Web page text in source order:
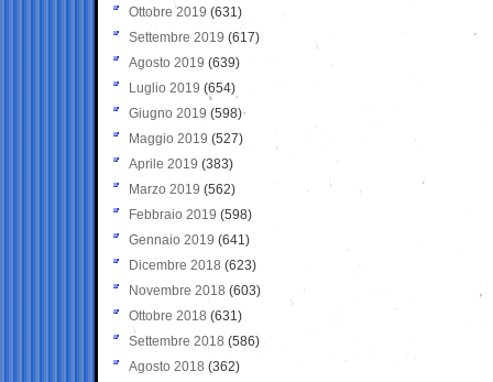
Ottobre 2019 (631)
Settembre 2019 (617)
Agosto 2019 (639)
Luglio 2019 (654)
Giugno 2019 (598)
Maggio 2019 (527)
Aprile 2019 (383)
Marzo 2019 (562)
Febbraio 2019 (598)
Gennaio 2019 (641)
Dicembre 2018 (623)
Novembre 2018 (603)
Ottobre 2018 (631)
Settembre 2018 (586)
Agosto 2018 (362)